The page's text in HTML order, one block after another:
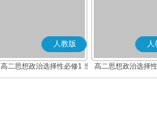
人教版
高二思想政治选择性必修1 当
代国际政治与经济(部编版)
人
高二思想政治选择
律与生活(部